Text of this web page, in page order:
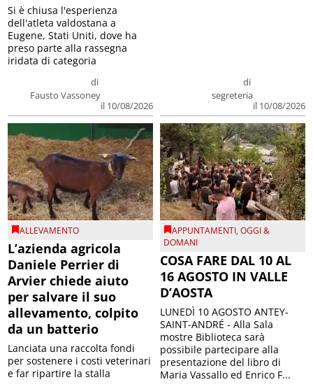
di
Fausto Vassoney
il 10/08/2026
Si è chiusa l'esperienza
dell'atleta valdostana a
Eugene, Stati Uniti, dove ha
preso parte alla rassegna
iridata di categoria
di
segreteria
il 10/08/2026
ALLEVAMENTO
L’azienda agricola
Daniele Perrier di
Arvier chiede aiuto
per salvare il suo
allevamento, colpito
da un batterio
Lanciata una raccolta fondi
per sostenere i costi veterinari
e far ripartire la stalla
APPUNTAMENTI,OGGI &
DOMANI
COSA FARE DAL 10 AL
16 AGOSTO IN VALLE
D’AOSTA
LUNEDÌ 10 AGOSTO ANTEY-
SAINT-ANDRÉ - Alla Sala
mostre Biblioteca sarà
possibile partecipare alla
presentazione del libro di
Maria Vassallo ed Enrico F...